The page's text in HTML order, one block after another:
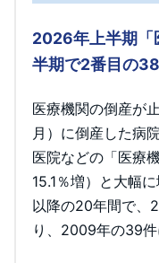
2026年上半期
半期で2番目の
医療機関の倒産が
月）に倒産した病
医院などの「医療
15.1％増）と大幅
以降の20年間で、
り、2009年の39件